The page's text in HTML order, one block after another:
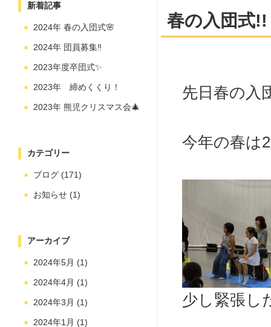
春の入団式!!
先日春の入
今年の春は
少し緊張し
新着記事
2024年 春の入団式🌸
2024年 団員募集‼️
2023年度卒団式✨
2023年 締めくくり！
2023年 熊児クリスマス会🎄
カテゴリー
ブログ (171)
お知らせ (1)
アーカイブ
2024年5月 (1)
2024年4月 (1)
2024年3月 (1)
2024年1月 (1)